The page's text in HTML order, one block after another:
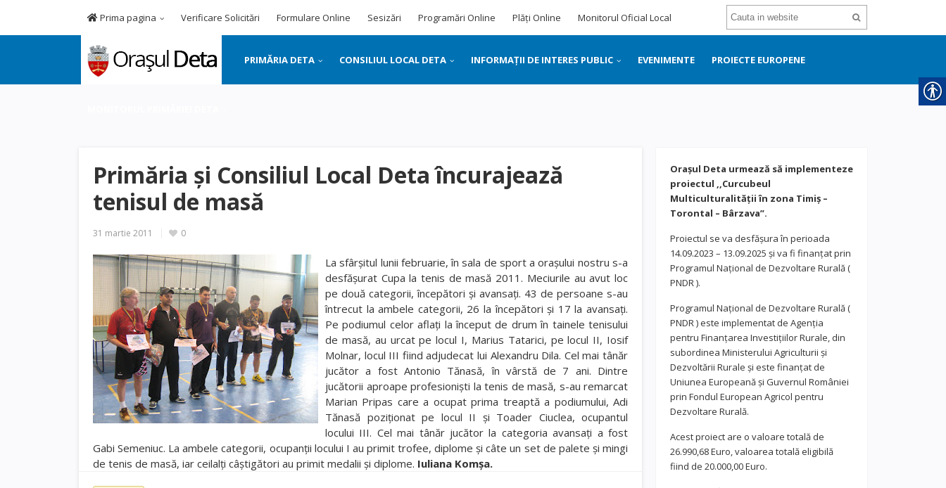
Prima pagina Verificare Solicitări Formulare Online Sesizări Programări Online Plăți Online Monitorul Oficial Local
PRIMĂRIA DETA CONSILIUL LOCAL DETA INFORMAȚII DE INTERES PUBLIC EVENIMENTE PROIECTE EUROPENE
Primăria şi Consiliul Local Deta încurajează
tenisul de masă
31 martie 2011 0
La sfârşitul lunii februarie, în sala de sport a oraşului nostru s-a
desfăşurat Cupa la tenis de masă 2011. Meciurile au avut loc
pe două categorii, începători şi avansaţi. 43 de persoane s-au
întrecut la ambele categorii, 26 la începători şi 17 la avansaţi.
Pe podiumul celor aflaţi la început de drum în tainele tenisului
de masă, au urcat pe locul I, Marius Tatarici, pe locul II, Iosif
Molnar, locul III fiind adjudecat lui Alexandru Dila. Cel mai tânăr
jucător a fost Antonio Tănasă, în vârstă de 7 ani. Dintre
jucătorii aproape profesionişti la tenis de masă, s-au remarcat
Marian Pripas care a ocupat prima treaptă a podiumului, Adi
Tănasă poziţionat pe locul II şi Toader Ciuclea, ocupantul
locului III. Cel mai tânăr jucător la categoria avansaţi a fost
Gabi Semeniuc. La ambele categorii, ocupanţii locului I au primit trofee, diplome şi câte un set de palete şi mingi
de tenis de masă, iar ceilalţi câştigători au primit medalii şi diplome. Iuliana Komşa.
Orașul Deta urmează să implementeze
proiectul ,,Curcubeul
Multiculturalității în zona Timiș –
Torontal – Bârzava”.
Proiectul se va desfășura în perioada
14.09.2023 – 13.09.2025 și va fi finanțat prin
Programul Național de Dezvoltare Rurală (
PNDR ).
Programul Național de Dezvoltare Rurală (
PNDR ) este implementat de Agenția
pentru Finanțarea Investițiilor Rurale, din
subordinea Ministerului Agriculturii și
Dezvoltării Rurale și este finanțat de
Uniunea Europeană și Guvernul României
prin Fondul European Agricol pentru
Dezvoltare Rurală.
Acest proiect are o valoare totală de
26.990,68 Euro, valoarea totală eligibilă
fiind de 20.000,00 Euro.